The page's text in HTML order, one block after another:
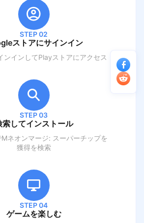
STEP 02
ストアにサインイン
ンインしてPlayストアにアクセス
STEP 03
索してインストール
ネオンマージ: スーパーチップを
獲得を検索
STEP 04
ゲームを楽しむ